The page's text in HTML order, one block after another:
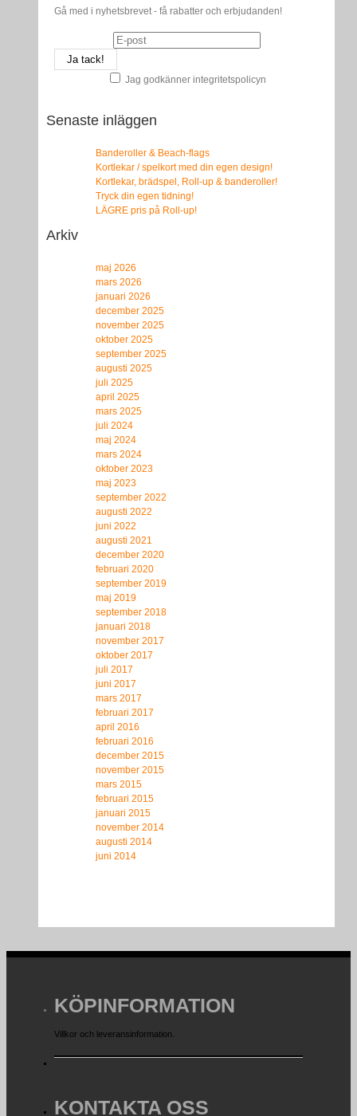
Gå med i nyhetsbrevet - få rabatter och erbjudanden!
Jag godkänner integritetspolicyn
Senaste inläggen
Banderoller & Beach-flags
Kortlekar / spelkort med din egen design!
Kortlekar, brädspel, Roll-up & banderoller!
Tryck din egen tidning!
LÄGRE pris på Roll-up!
Arkiv
maj 2026
mars 2026
januari 2026
december 2025
november 2025
oktober 2025
september 2025
augusti 2025
juli 2025
april 2025
mars 2025
juli 2024
maj 2024
mars 2024
oktober 2023
maj 2023
september 2022
augusti 2022
juni 2022
augusti 2021
december 2020
februari 2020
september 2019
maj 2019
september 2018
januari 2018
november 2017
oktober 2017
juli 2017
juni 2017
mars 2017
februari 2017
april 2016
februari 2016
december 2015
november 2015
mars 2015
februari 2015
januari 2015
november 2014
augusti 2014
juni 2014
KÖPINFORMATION
Villkor och leveransinformation.
KONTAKTA OSS